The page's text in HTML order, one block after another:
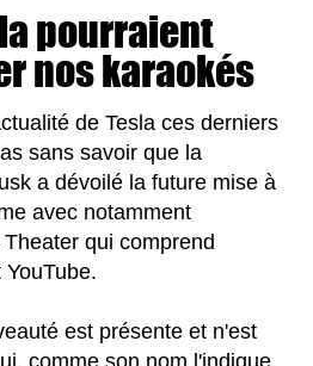
pourraient
nos karaokés
de Tesla ces derniers
sans savoir que la
a dévoilé la future mise à
avec notamment
qui comprend
est présente et n'est